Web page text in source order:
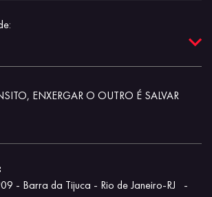
ENXERGAR O OUTRO É SALVAR
- Barra da Tijuca - Rio de Janeiro-RJ
-